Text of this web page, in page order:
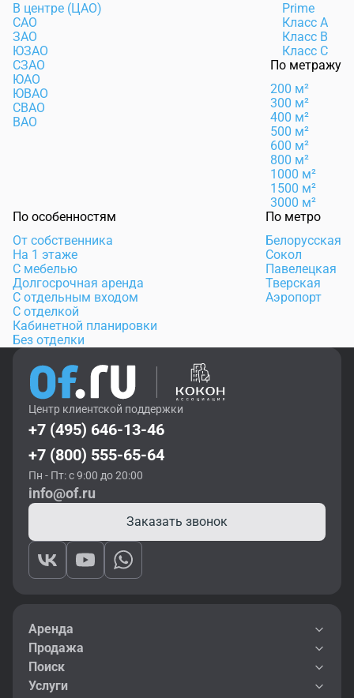
В центре (ЦАО)
САО
ЗАО
ЮЗАО
СЗАО
ЮАО
ЮВАО
СВАО
ВАО
Prime
Класс А
Класс B
Класс C
По метражу
200 м²
300 м²
400 м²
500 м²
600 м²
800 м²
1000 м²
1500 м²
3000 м²
По особенностям
От собственника
На 1 этаже
С мебелью
Долгосрочная аренда
С отдельным входом
С отделкой
Кабинетной планировки
Без отделки
По метро
Белорусская
Сокол
Павелецкая
Тверская
Аэропорт
Центр клиентской поддержки
+7 (495) 646-13-46
+7 (800) 555-65-64
Пн - Пт: с 9:00 до 20:00
info@of.ru
Заказать звонок
Аренда
Продажа
Поиск
Услуги